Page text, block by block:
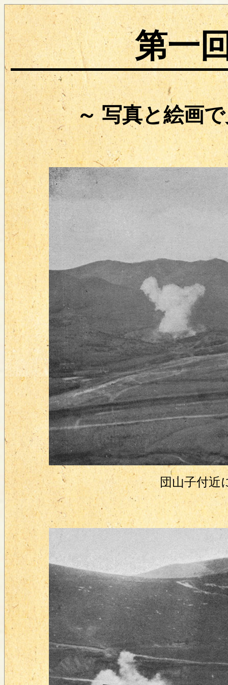
第一
～ 写真と絵画
団山子付近